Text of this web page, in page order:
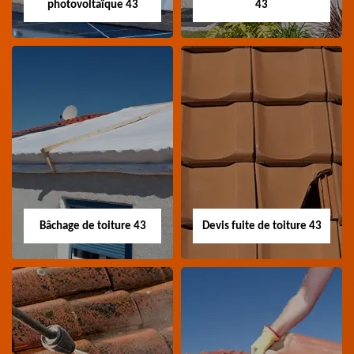
photovoltaïque 43
Nettoyage panneau
photovoltaïque 43
Professionnel en
nettoyage panneau
photovoltaïque 43
43
Devis pose de
gouttière 43
Devis pose de gouttière
43 Haute-Loire
Bâchage de toiture 43
Bâchage de toiture
Devis fuite de toiture 43
Devis fuite de